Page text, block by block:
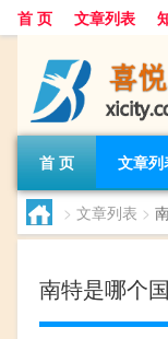
首 页 文章列表
首 页 文章列
> 文章列表 >
南特是哪个